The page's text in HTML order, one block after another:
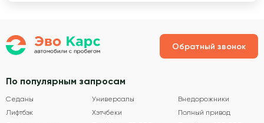
Обратный звонок
По популярным запросам
Седаны Универсалы
Внедорожники
Лифтбэк
Хэтчбеки
Полный привод